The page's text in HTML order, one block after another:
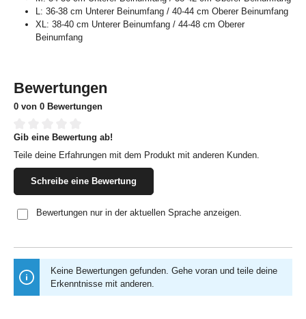
L: 36-38 cm Unterer Beinumfang / 40-44 cm Oberer Beinumfang
XL: 38-40 cm Unterer Beinumfang / 44-48 cm Oberer
Beinumfang
Bewertungen
0 von 0 Bewertungen
Durchschnittliche Bewertung von 0 von 5 Sternen
Gib eine Bewertung ab!
Teile deine Erfahrungen mit dem Produkt mit anderen Kunden.
Schreibe eine Bewertung
Bewertungen nur in der aktuellen Sprache anzeigen.
Keine Bewertungen gefunden. Gehe voran und teile deine
Erkenntnisse mit anderen.